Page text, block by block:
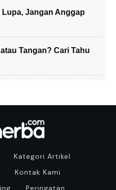
Lupa, Jangan Anggap
Tangan? Cari Tahu
Kategori Artikel
Kontak Kami
Peringatan